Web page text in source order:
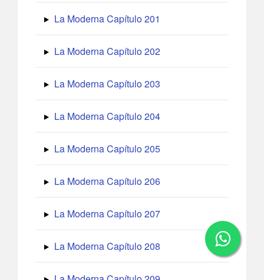
La Moderna Capítulo 201
La Moderna Capítulo 202
La Moderna Capítulo 203
La Moderna Capítulo 204
La Moderna Capítulo 205
La Moderna Capítulo 206
La Moderna Capítulo 207
La Moderna Capítulo 208